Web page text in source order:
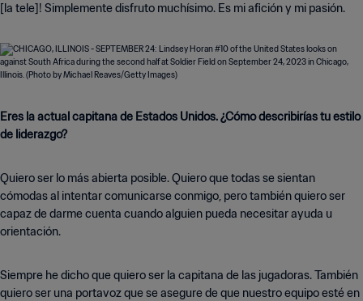
[la tele]! Simplemente disfruto muchísimo. Es mi afición y mi pasión.
Eres la actual capitana de Estados Unidos. ¿Cómo describirías tu estilo
de liderazgo?
Quiero ser lo más abierta posible. Quiero que todas se sientan
cómodas al intentar comunicarse conmigo, pero también quiero ser
capaz de darme cuenta cuando alguien pueda necesitar ayuda u
orientación.
Siempre he dicho que quiero ser la capitana de las jugadoras. También
quiero ser una portavoz que se asegure de que nuestro equipo esté en